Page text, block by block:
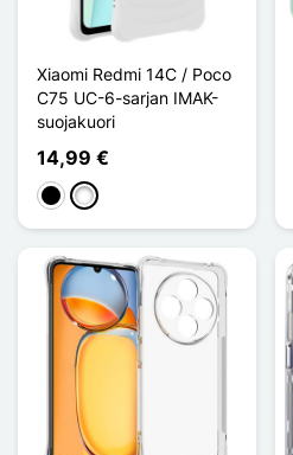
Xiaomi Redmi 14C / Poco
C75 UC-6-sarjan IMAK-
suojakuori
14,99 €
MustaValkoinen